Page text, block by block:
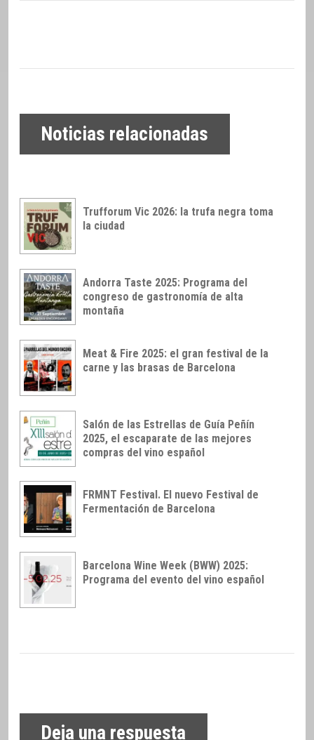
Noticias relacionadas
Trufforum Vic 2026: la trufa negra toma
la ciudad
Andorra Taste 2025: Programa del
congreso de gastronomía de alta
montaña
Meat & Fire 2025: el gran festival de la
carne y las brasas de Barcelona
Salón de las Estrellas de Guía Peñín
2025, el escaparate de las mejores
compras del vino español
FRMNT Festival. El nuevo Festival de
Fermentación de Barcelona
Barcelona Wine Week (BWW) 2025:
Programa del evento del vino español
Deja una respuesta